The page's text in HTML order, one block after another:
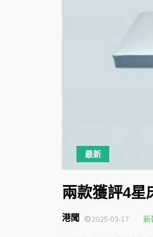
最新
兩款獲評4
2025-03-17
港聞 新